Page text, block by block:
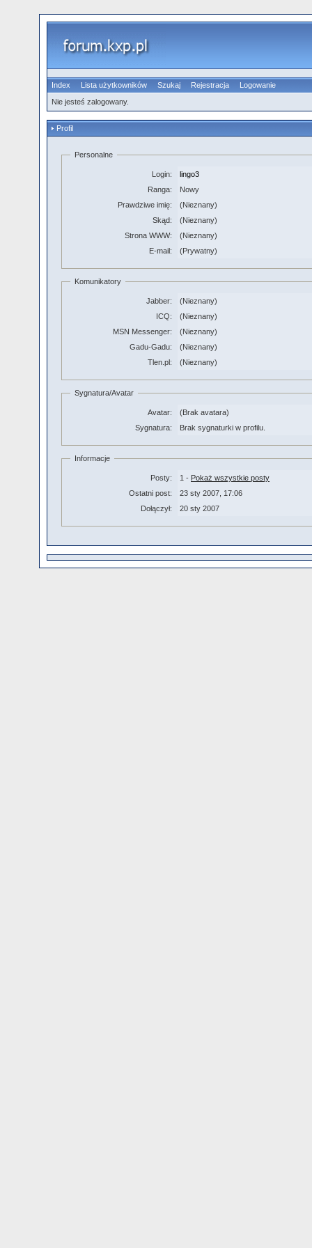
Index Lista użytkowników Szukaj Rejestracja
Logowanie
Nie jesteś zalogowany.
Profil
Personalne
Login:
lingo3
Ranga:
Nowy
Prawdziwe imię:
(Nieznany)
Skąd:
(Nieznany)
Strona WWW:
(Nieznany)
E-mail:
(Prywatny)
Komunikatory
Jabber:
(Nieznany)
ICQ:
(Nieznany)
MSN Messenger:
(Nieznany)
Gadu-Gadu:
(Nieznany)
Tlen.pl:
(Nieznany)
Sygnatura/Avatar
Avatar:
(Brak avatara)
Sygnatura:
Brak sygnaturki w profilu.
Informacje
Posty: 1 - Pokaż wszystkie posty
Ostatni post:
23 sty 2007, 17:06
Dołączył:
20 sty 2007